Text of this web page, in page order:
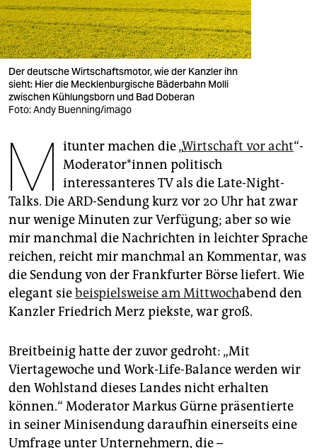
fragen & hilfe
unterstützen
abo
genossenschaft
Der deutsche Wirtschaftsmotor, wie der Kanzler ihn
sieht: Hier die Mecklenburgische Bäderbahn Molli
zwischen Kühlungsborn und Bad Doberan
Foto: Andy Buenning/imago
M itunter machen die „Wirtschaft vor acht“-
Moderator*innen politisch
interessanteres TV als die Late-Night-
Talks. Die ARD-Sendung kurz vor 20 Uhr hat zwar
nur wenige Minuten zur Verfügung; aber so wie
mir manchmal die Nachrichten in leichter Sprache
reichen, reicht mir manchmal an Kommentar, was
die Sendung von der Frankfurter Börse liefert. Wie
elegant siebeispielsweise am Mittwochabend den
Kanzler Friedrich Merz piekste, war groß.
Breitbeinig hatte der zuvor gedroht: „Mit
Viertagewoche und Work-Life-Balance werden wir
den Wohlstand dieses Landes nicht erhalten
können.“ Moderator Markus Gürne präsentierte
in seiner Minisendung daraufhin einerseits eine
Umfrage unter Unternehmern, die –